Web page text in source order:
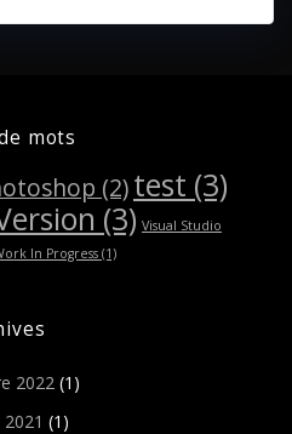
mots
(2)test (3)
(3) Visual Studio
In Progress (1)
2022 (1)
(1)